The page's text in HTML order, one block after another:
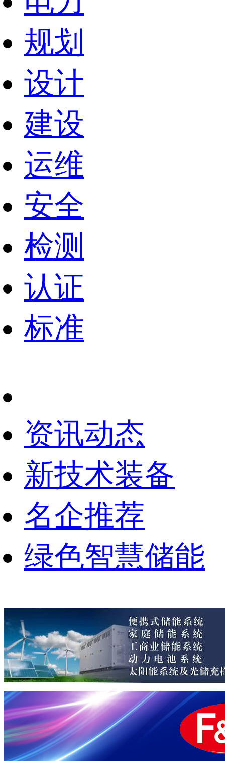
规划
设计
建设
运维
安全
检测
认证
标准
资讯动态
新技术装备
名企推荐
绿色智慧储能